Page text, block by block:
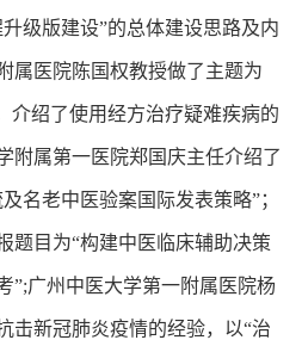
级版建设”的总体建设思路及内
属医院陈国权教授做了主题为
介绍了使用经方治疗疑难疾病的
附属第一医院郑国庆主任介绍了
名老中医验案国际发表策略”；
题目为“构建中医临床辅助决策
”;广州中医大学第一附属医院杨
击新冠肺炎疫情的经验，以“治